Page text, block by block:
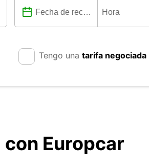
Tengo una tarifa negociada
Europcar